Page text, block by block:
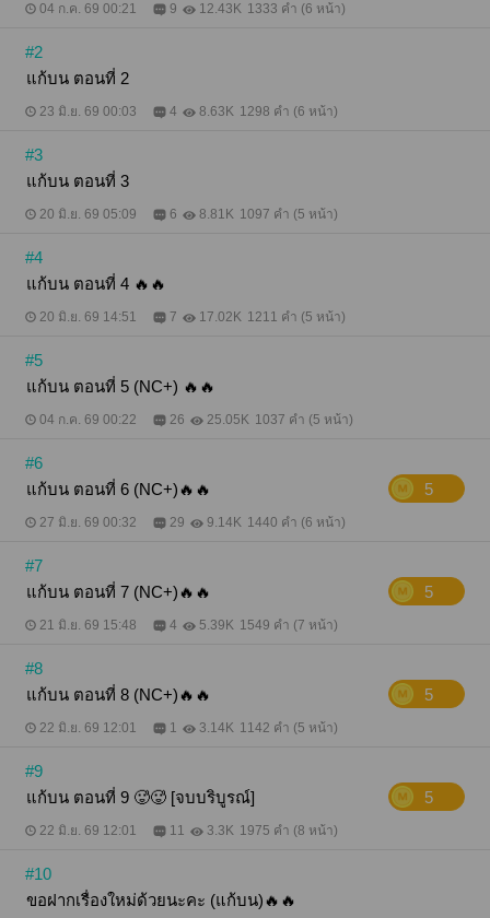
ที่กำลังจะไปต่อไม่ไหวกับค่าเทอม ค่าหอพัก ค่ากิน ค่าใช้
คิดเธอ แม่ไม่เคยให้เงินเธอใช้ มีแต่เธอต้องหาเอง ทุกวัน
ให้หลายแสน แต่คิดว่าอีกไม่นานก็คงจะหมดแล้วล่ะ คง
ถามมึงอีกรอบนะตาล มึงจะไม่แก้บนกับลุงข้างบ้านจริงๆ
มันถึงไม่รู้จักคิดให้ดีก่อนพูด เอี๊ยดดดด โครม! "กรี้ดดด"
โขก" (กูว่าต้องเป็นเพราะมึงคิดจะไม่ไปแก้บนแน่ๆ) "ไม่
เองดีๆ นะตาล กูเป็นห่วง) "อืม" ลูกตาลก็ครางตอบเพื่อน
ข้างบ้านเพื่อแก้บน จะให้ไปมีอะไรกันได้ยังไง ลุงเห็นเธอ
เมียเก่า เธอรู้ว่าลุงเป็นพวกเจ้าชู้เงียบ นอนกับผู้หญิงไม่
ลูกตาลร้องอย่างเจ็บปวดพร้อมยกมือขึ้นกุมหัว หรือว่า
อุบัติเหตุที่เกิดขึ้นนี้จะเป็นเพราะเธอไม่ไปแก้บน อันที่จริง
หลายวันที่ผ่านมา มันเกิดเหตุการณ์แปลกๆ ขึ้นกับเธอ
ตอนออกไปซื้อของที่ตลาด ทุกเหตุการณ์เกิดขึ้นอย่าง
ไม่มีปี่มีขลุ่ย และครั้งนี้ก็เช่นกัน หรือว่าเธออาจจะต้องไป
อาจจะมีอันเป็นไปจนไม่ได้อยู่ใช้เงินล้าน หนึ่งสัปดาห์ต่อ
มามีอะไรกันเถอะ" ///// นิยายเป็นเรื่องสั้น มีเนื้อหา 9 ตอน
ค่ะ ขอบคุณทุกการสนับสนุนค่ะ
04 ก.ค. 69 00:21 9 12.43K 1333 คำ (6 หน้า)
#2
แก้บน ตอนที่ 2
23 มิ.ย. 69 00:03 4 8.63K 1298 คำ (6 หน้า)
#3
แก้บน ตอนที่ 3
20 มิ.ย. 69 05:09 6 8.81K 1097 คำ (5 หน้า)
#4
แก้บน ตอนที่ 4 🔥🔥
20 มิ.ย. 69 14:51 7 17.02K 1211 คำ (5 หน้า)
#5
แก้บน ตอนที่ 5 (NC+) 🔥🔥
04 ก.ค. 69 00:22 26 25.05K 1037 คำ (5 หน้า)
#6
แก้บน ตอนที่ 6 (NC+)🔥🔥
5
27 มิ.ย. 69 00:32 29 9.14K 1440 คำ (6 หน้า)
#7
แก้บน ตอนที่ 7 (NC+)🔥🔥
5
21 มิ.ย. 69 15:48 4 5.39K 1549 คำ (7 หน้า)
#8
แก้บน ตอนที่ 8 (NC+)🔥🔥
5
22 มิ.ย. 69 12:01 1 3.14K 1142 คำ (5 หน้า)
#9
แก้บน ตอนที่ 9 🥵🥵 [จบบริบูรณ์]
5
22 มิ.ย. 69 12:01 11 3.3K 1975 คำ (8 หน้า)
#10
ขอฝากเรื่องใหม่ด้วยนะคะ (แก้บน)🔥🔥